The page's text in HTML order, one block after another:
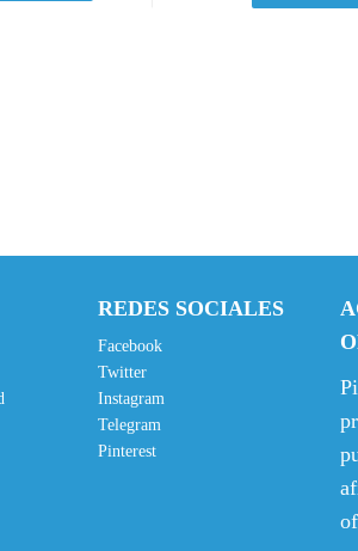
e
i
a
l
e
a
:
1
4
REDES SOCIALES
Facebook
Twitter
Instagram
Telegram
Pinterest